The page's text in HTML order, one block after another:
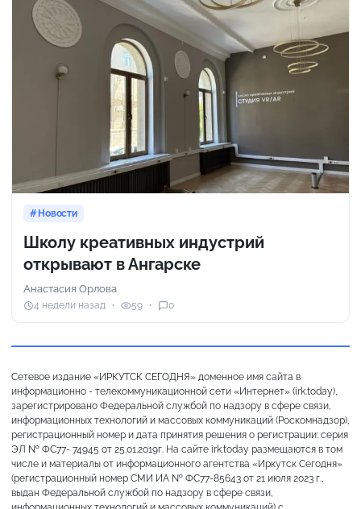
Новости
Школу креативных индустрий
открывают в Ангарске
Анастасия Орлова
4 недели назад 59 0
Сетевое издание «ИРКУТСК СЕГОДНЯ» доменное имя сайта в
информационно - телекоммуникационной сети «Интернет» (irk.today),
зарегистрировано Федеральной службой по надзору в сфере связи,
информационных технологий и массовых коммуникаций (Роскомнадзор),
регистрационный номер и дата принятия решения о регистрации: серия
ЭЛ № ФС77- 74945 от 25.01.2019г. На сайте irk.today размещаются в том
числе и материалы от информационного агентства «Иркутск Сегодня»
(регистрационный номер СМИ ИА № ФС77-85643 от 21 июля 2023 г.,
выдан Федеральной службой по надзору в сфере связи,